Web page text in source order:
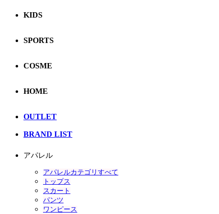
KIDS
SPORTS
COSME
HOME
OUTLET
BRAND LIST
アパレル
アパレルカテゴリすべて
トップス
スカート
パンツ
ワンピース